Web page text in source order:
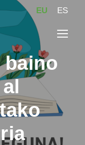
EU ES
baino